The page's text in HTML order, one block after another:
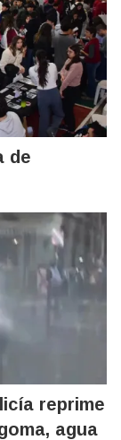
de
reprime
agua